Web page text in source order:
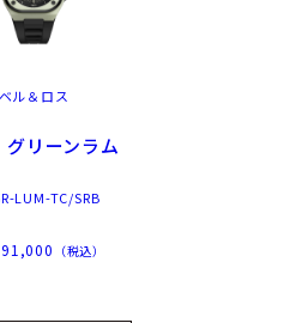
ベル＆ロス
グリーンラム
LUM-TC/SRB
（税込）